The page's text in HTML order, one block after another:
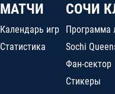
МАТЧИ
Календарь игр
Статистика
СОЧИ
Программа
Sochi
Фан-сектор
Стикеры